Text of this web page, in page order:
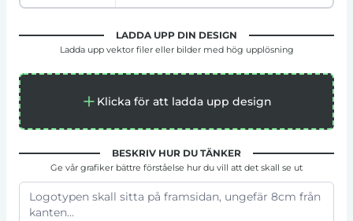
LADDA UPP DIN DESIGN
Ladda upp vektor filer eller bilder med hög upplösning
Klicka för att ladda upp design
BESKRIV HUR DU TÄNKER
Ge vår grafiker bättre förståelse hur du vill att det skall se ut